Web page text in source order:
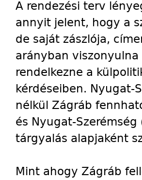
A rendezési terv
annyit jelent, hogy a
de saját zászlója,
arányban
rendelkezne a
kérdéseiben. Nyugat-
nélkül Zágráb
és Nyugat-
tárgyalás alapjaként
Mint ahogy Zágráb